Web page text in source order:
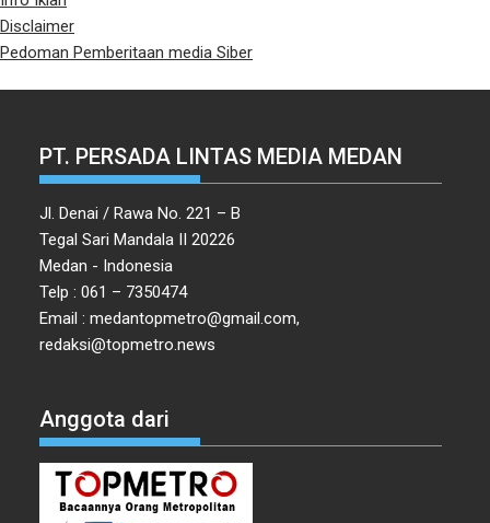
Disclaimer
Pedoman Pemberitaan media Siber
PT. PERSADA LINTAS MEDIA MEDAN
Jl. Denai / Rawa No. 221 – B
Tegal Sari Mandala II 20226
Medan - Indonesia
Telp : 061 – 7350474
Email : medantopmetro@gmail.com,
redaksi@topmetro.news
Anggota dari